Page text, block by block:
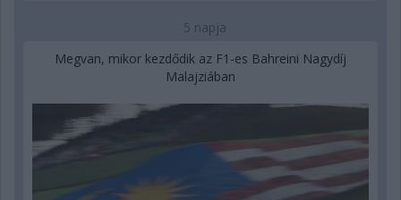
5 napja
Megvan, mikor kezdődik az F1-es Bahreini Nagydíj
Malajziában